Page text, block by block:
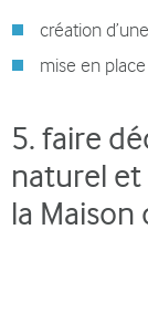
création
mise en place
5. faire
naturel
la Maison